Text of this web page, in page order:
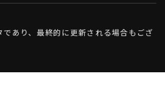
あり、最終的に更新される場合もござ